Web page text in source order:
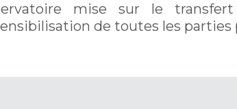
mise sur le transfert
de toutes les parties